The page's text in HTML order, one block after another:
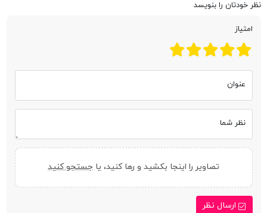
نظر خودتان را بنویسد
امتیاز
عنوان
نظر شما
تصاویر را اینجا بکشید و رها کنید، یا جستجو کنید
ارسال نظر